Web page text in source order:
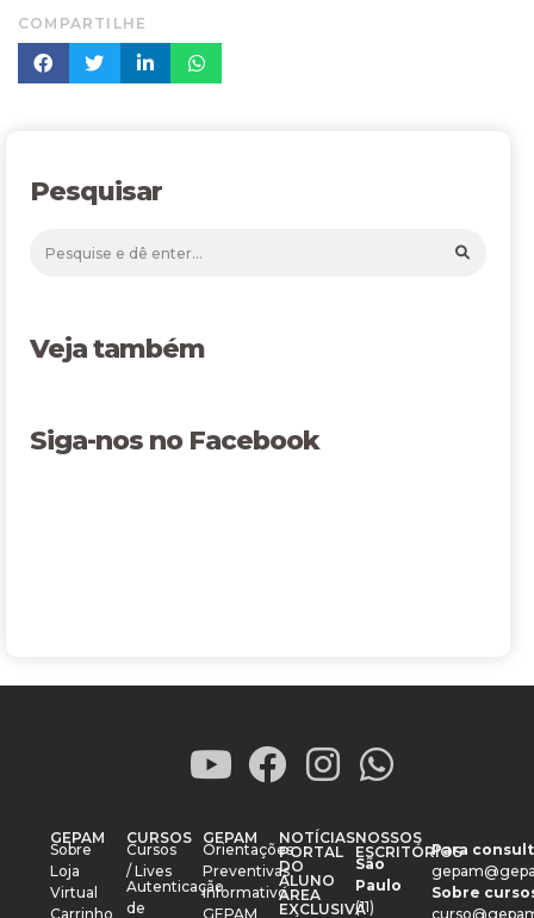
COMPARTILHE
Pesquisar
Veja também
Siga-nos no Facebook
GEPAM
Sobre
Loja
Virtual
Carrinho
CURSOS
Cursos
/ Lives
Autenticação
de
GEPAM
Orientações
Preventivas
Informativo
GEPAM
NOTÍCIAS
PORTAL
DO
ALUNO
ÁREA
EXCLUSIVA
NOSSOS
ESCRITÓRIOS
São
Paulo
(11)
Para
Sobre